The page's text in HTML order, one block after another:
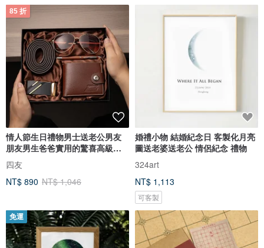
85 折
情人節生日禮物男士送老公男友
朋友男生爸爸實用的驚喜高級感
新年
四友
NT$ 890 NT$ 1,046
婚禮小物 結婚紀念日 客製化月亮
圖送老婆送老公 情侶紀念 禮物
324art
NT$ 1,113
可客製
免運